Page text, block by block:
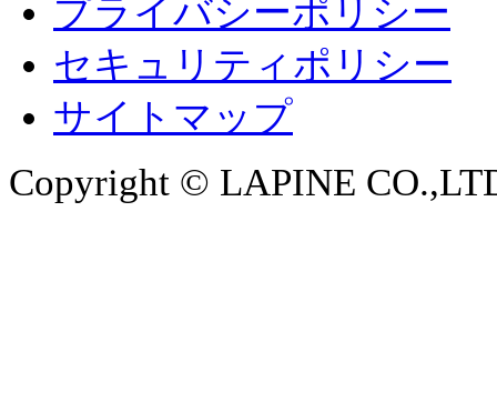
プライバシーポリシー
セキュリティポリシー
サイトマップ
Copyright © LAPINE